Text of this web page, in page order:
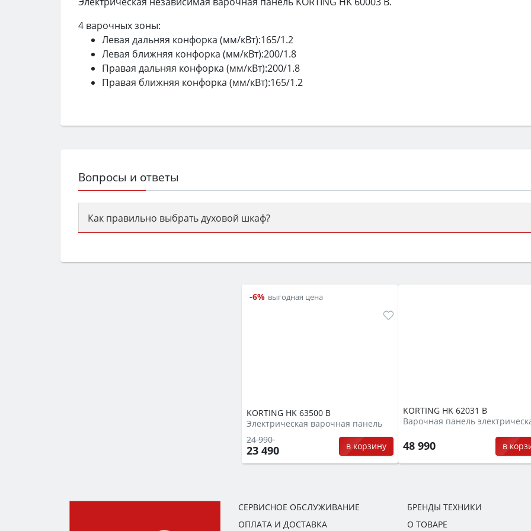
4 варочных зоны:
Левая дальняя конфорка (мм/кВт):165/1.2
Левая ближняя конфорка (мм/кВт):200/1.8
Правая дальняя конфорка (мм/кВт):200/1.8
Правая ближняя конфорка (мм/кВт):165/1.2
Вопросы и ответы
Как правильно выбрать духовой шкаф?
семьи, класс энергопотребления не ниже A и нужные функции (конвекция, гриль,
-6% выгодная цена
KORTING HK 63500 B
Электрическая варочная панель
24 990
23 490 в корзину
KORTING HK 62031 B
Варочная панель
48 990 в
СЕРВИСНОЕ ОБСЛУЖИВАНИЕ
ОПЛАТА И ДОСТАВКА
БРЕНДЫ ТЕХНИКИ
О ТОВАРЕ